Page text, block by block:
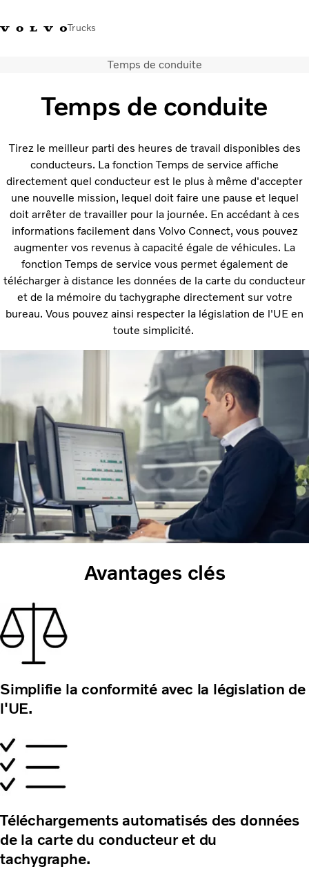
Trucks
Merchandise shopConnexion
Solutions de transport
Services
Notre société
Presse et médias
Nous contacter
Transition énergétique
Votre garage
Temps de conduite
Temps de conduite
Tirez le meilleur parti des heures de travail disponibles des
conducteurs. La fonction Temps de service affiche
directement quel conducteur est le plus à même d'accepter
une nouvelle mission, lequel doit faire une pause et lequel
doit arrêter de travailler pour la journée. En accédant à ces
informations facilement dans Volvo Connect, vous pouvez
augmenter vos revenus à capacité égale de véhicules. La
fonction Temps de service vous permet également de
télécharger à distance les données de la carte du conducteur
et de la mémoire du tachygraphe directement sur votre
bureau. Vous pouvez ainsi respecter la législation de l'UE en
toute simplicité.
Avantages clés
Simplifie la conformité avec la législation de
l'UE.
Téléchargements automatisés des données
de la carte du conducteur et du
tachygraphe.